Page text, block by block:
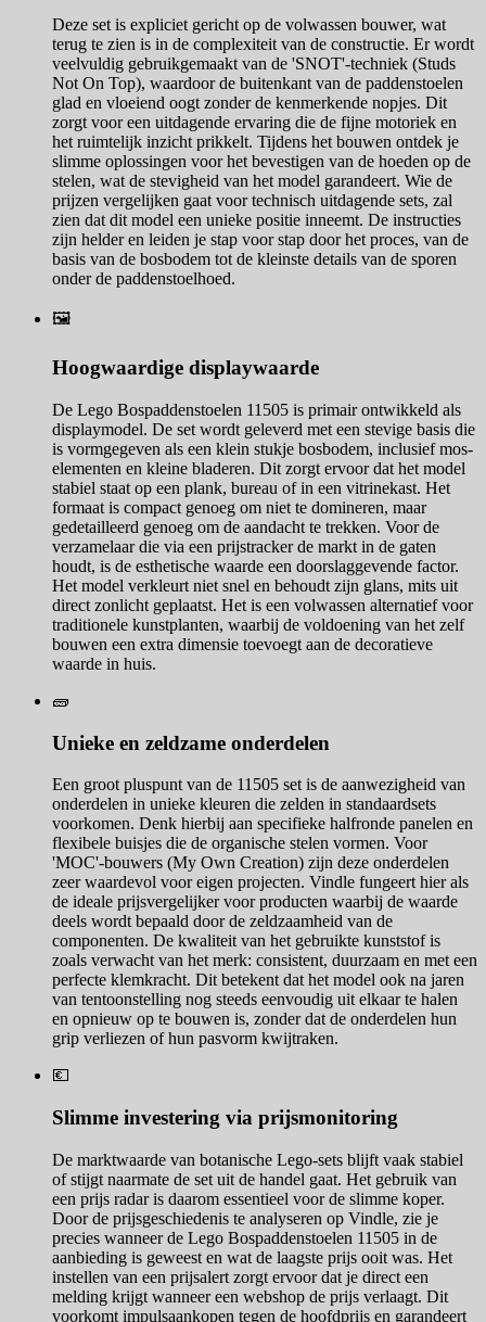
Deze set is expliciet gericht op de volwassen bouwer, wat
terug te zien is in de complexiteit van de constructie. Er wordt
veelvuldig gebruikgemaakt van de 'SNOT'-techniek (Studs
Not On Top), waardoor de buitenkant van de paddenstoelen
glad en vloeiend oogt zonder de kenmerkende nopjes. Dit
zorgt voor een uitdagende ervaring die de fijne motoriek en
het ruimtelijk inzicht prikkelt. Tijdens het bouwen ontdek je
slimme oplossingen voor het bevestigen van de hoeden op de
stelen, wat de stevigheid van het model garandeert. Wie de
prijzen vergelijken gaat voor technisch uitdagende sets, zal
zien dat dit model een unieke positie inneemt. De instructies
zijn helder en leiden je stap voor stap door het proces, van de
basis van de bosbodem tot de kleinste details van de sporen
onder de paddenstoelhoed.
🖼️
Hoogwaardige displaywaarde
De Lego Bospaddenstoelen 11505 is primair ontwikkeld als
displaymodel. De set wordt geleverd met een stevige basis die
is vormgegeven als een klein stukje bosbodem, inclusief mos-
elementen en kleine bladeren. Dit zorgt ervoor dat het model
stabiel staat op een plank, bureau of in een vitrinekast. Het
formaat is compact genoeg om niet te domineren, maar
gedetailleerd genoeg om de aandacht te trekken. Voor de
verzamelaar die via een prijstracker de markt in de gaten
houdt, is de esthetische waarde een doorslaggevende factor.
Het model verkleurt niet snel en behoudt zijn glans, mits uit
direct zonlicht geplaatst. Het is een volwassen alternatief voor
traditionele kunstplanten, waarbij de voldoening van het zelf
bouwen een extra dimensie toevoegt aan de decoratieve
waarde in huis.
🧱
Unieke en zeldzame onderdelen
Een groot pluspunt van de 11505 set is de aanwezigheid van
onderdelen in unieke kleuren die zelden in standaardsets
voorkomen. Denk hierbij aan specifieke halfronde panelen en
flexibele buisjes die de organische stelen vormen. Voor
'MOC'-bouwers (My Own Creation) zijn deze onderdelen
zeer waardevol voor eigen projecten. Vindle fungeert hier als
de ideale prijsvergelijker voor producten waarbij de waarde
deels wordt bepaald door de zeldzaamheid van de
componenten. De kwaliteit van het gebruikte kunststof is
zoals verwacht van het merk: consistent, duurzaam en met een
perfecte klemkracht. Dit betekent dat het model ook na jaren
van tentoonstelling nog steeds eenvoudig uit elkaar te halen
en opnieuw op te bouwen is, zonder dat de onderdelen hun
grip verliezen of hun pasvorm kwijtraken.
💶
Slimme investering via prijsmonitoring
De marktwaarde van botanische Lego-sets blijft vaak stabiel
of stijgt naarmate de set uit de handel gaat. Het gebruik van
een prijs radar is daarom essentieel voor de slimme koper.
Door de prijsgeschiedenis te analyseren op Vindle, zie je
precies wanneer de Lego Bospaddenstoelen 11505 in de
aanbieding is geweest en wat de laagste prijs ooit was. Het
instellen van een prijsalert zorgt ervoor dat je direct een
melding krijgt wanneer een webshop de prijs verlaagt. Dit
voorkomt impulsaankopen tegen de hoofdprijs en garandeert